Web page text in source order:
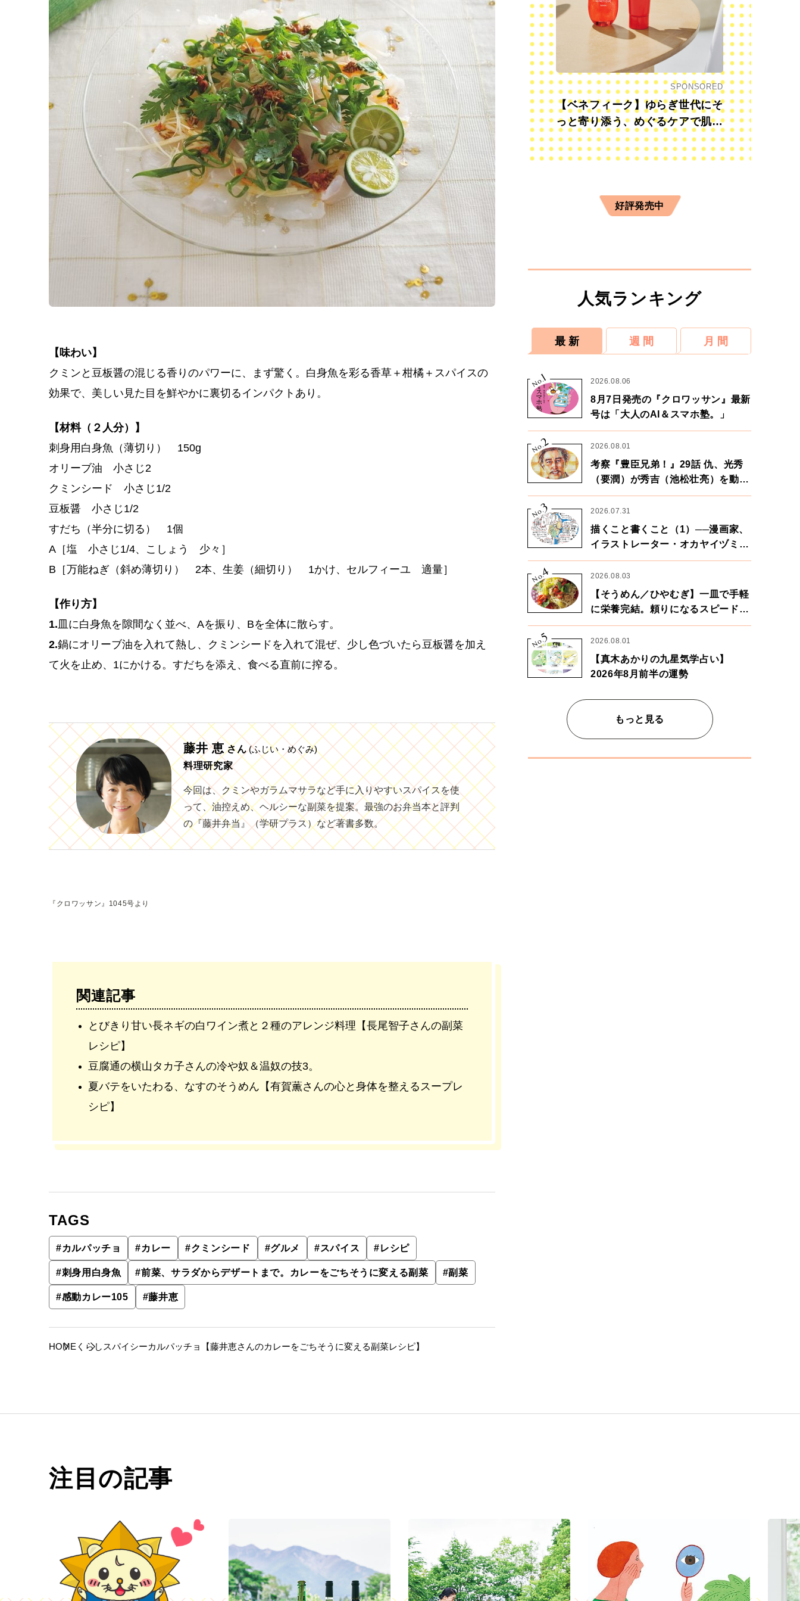
【味わい】
クミンと豆板醤の混じる香りのパワーに、まず驚く。白身魚を彩る香草＋柑橘＋スパイスの
効果で、美しい見た目を鮮やかに裏切るインパクトあり。
【材料（２人分）】
刺身用白身魚（薄切り） 150g
オリーブ油 小さじ2
クミンシード 小さじ1/2
豆板醤 小さじ1/2
すだち（半分に切る） 1個
A［塩 小さじ1/4、こしょう 少々］
B［万能ねぎ（斜め薄切り） 2本、生姜（細切り） 1かけ、セルフィーユ 適量］
【作り方】
1. 皿に白身魚を隙間なく並べ、Aを振り、Bを全体に散らす。
2.鍋にオリーブ油を入れて熱し、クミンシードを入れて混ぜ、少し色づいたら豆板醤を加え
て火を止め、1にかける。すだちを添え、食べる直前に搾る。
藤井 恵 さん (ふじい・めぐみ)
料理研究家
今回は、クミンやガラムマサラなど手に入りやすいスパイスを使
って、油控えめ、ヘルシーな副菜を提案。最強のお弁当本と評判
の『藤井弁当』（学研プラス）など著書多数。
『クロワッサン』1045号より
関連記事
とびきり甘い長ネギの白ワイン煮と２種のアレンジ料理【長尾智子さんの副菜
レシピ】
豆腐通の横山タカ子さんの冷や奴＆温奴の技3。
夏バテをいたわる、なすのそうめん【有賀薫さんの心と身体を整えるスープレ
シピ】
TAGS
#カルパッチョ #カレー #クミンシード #グルメ #スパイス #レシピ
#刺身用白身魚 #前菜、サラダからデザートまで。カレーをごちそうに変える副菜 #副菜
#感動カレー105 #藤井恵
HOME くらし スパイシーカルパッチョ【藤井恵さんのカレーをごちそうに変える副菜レシピ】
SPONSORED
【ベネフィーク】ゆらぎ世代にそ
っと寄り添う、めぐるケアで肌も
心も前向きに
好評発売中
人気ランキング
最 新 週 間 月 間
No.
1 2026.08.06
8月7日発売の『クロワッサン』最新
号は「大人のAI＆スマホ塾。」
No.2 2026.08.01
考察『豊臣兄弟！』29話 仇、光秀
（要潤）が秀吉（池松壮亮）を動か
す。天下に向けた兄弟の分岐点。
No.
3 2026.07.31
描くこと書くこと（1）──漫画家、
イラストレーター・オカヤイヅミさ
ん×漫画家・鶴谷香央理さん
No.
4 2026.08.03
【そうめん／ひやむぎ】一皿で手軽
に栄養完結。頼りになるスピードパ
ワー麺
No.
5 2026.08.01
【真木あかりの九星気学占い】
2026年8月前半の運勢
もっと見る
注目の記事